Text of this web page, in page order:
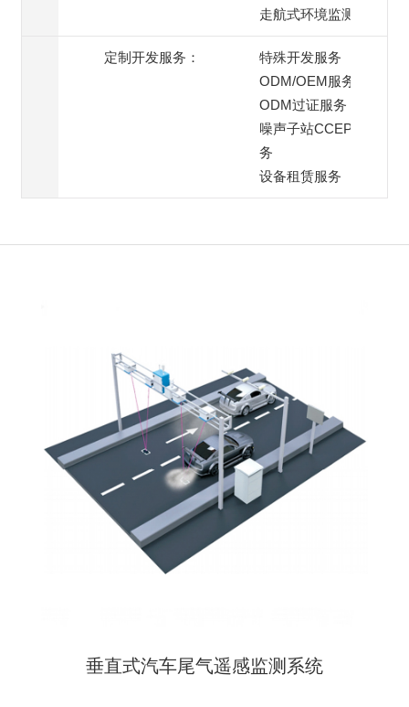
走航式环境监测服务
定制开发服务：
特殊开发服务
ODM/OEM服务
ODM过证服务
噪声子站CCEP过证服
务
设备租赁服务
垂直式汽车尾气遥感监测系统